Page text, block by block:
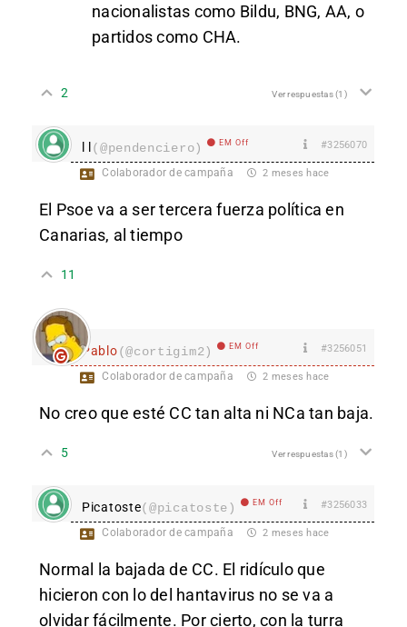
nacionalistas como Bildu, BNG, AA, o
partidos como CHA.
2 Ver respuestas(1)
l l(@pendenciero) EM Off #3256070
Colaborador de campaña 2 meses hace
El Psoe va a ser tercera fuerza política en
Canarias, al tiempo
11
Pablo(@cortigim2) EM Off #3256051
Colaborador de campaña 2 meses hace
No creo que esté CC tan alta ni NCa tan baja.
5 Ver respuestas(1)
Picatoste(@picatoste) EM Off #3256033
Colaborador de campaña 2 meses hace
Normal la bajada de CC. El ridículo que
hicieron con lo del hantavirus no se va a
olvidar fácilmente. Por cierto, con la turra